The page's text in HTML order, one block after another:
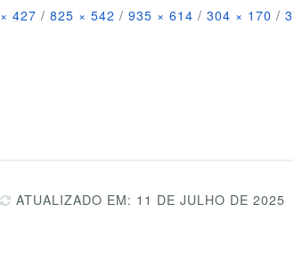
× 427 / 825 × 542 / 935 × 614 / 304 × 170 /
ATUALIZADO EM: 11 DE JULHO DE 2025